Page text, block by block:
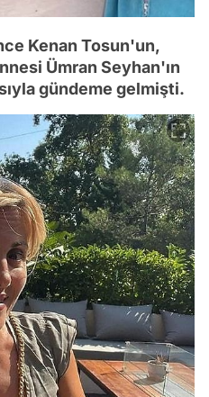
Kenan Tosun'un,
Ümran Seyhan'ın
gündeme gelmişti.